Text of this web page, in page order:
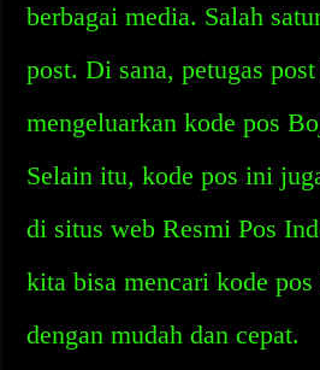
berbagai media. Salah
post. Di sana, petugas
mengeluarkan kode pos
Selain itu, kode pos ini
di situs web Resmi Pos
kita bisa mencari kode
dengan mudah dan cepat.